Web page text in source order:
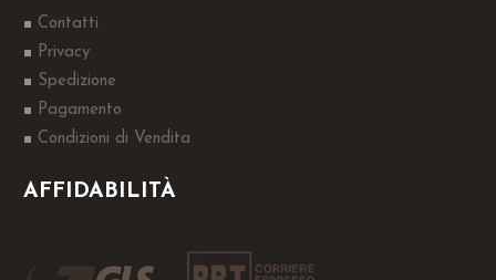
Contatti
Privacy
Spedizione
Pagamento
Condizioni di Vendita
AFFIDABILITÀ